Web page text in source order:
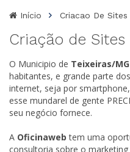
Início Criacao De Sites
Criação de
O Municipio de Teixeiras/MG
habitantes, e grande parte
internet, seja por
esse mundarel de gente
seu negócio fornece.
A Oficinaweb tem uma
consultoria sobre o